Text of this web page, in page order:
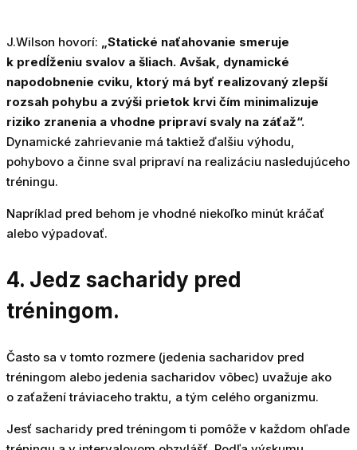
J.Wilson hovorí: „Statické naťahovanie smeruje
k predĺženiu svalov a šliach. Avšak, dynamické
napodobnenie cviku, ktorý má byť realizovaný zlepší
rozsah pohybu a zvýši prietok krvi čím minimalizuje
riziko zranenia a vhodne pripraví svaly na záťaž“.
Dynamické zahrievanie má taktiež ďalšiu výhodu,
pohybovo a činne sval pripraví na realizáciu nasledujúceho
tréningu.
Napríklad pred behom je vhodné niekoľko minút kráčať
alebo výpadovať.
4. Jedz sacharidy pred
tréningom.
Často sa v tomto rozmere (jedenia sacharidov pred
tréningom alebo jedenia sacharidov vôbec) uvažuje ako
o zaťažení tráviaceho traktu, a tým celého organizmu.
Jesť sacharidy pred tréningom ti pomôže v každom ohľade